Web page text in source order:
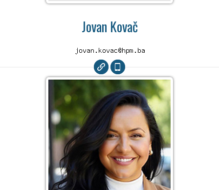
Jovan Kovač